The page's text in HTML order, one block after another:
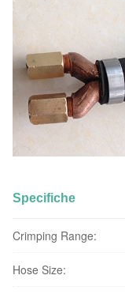
Specifiche
Crimping Range:
Hose Size: